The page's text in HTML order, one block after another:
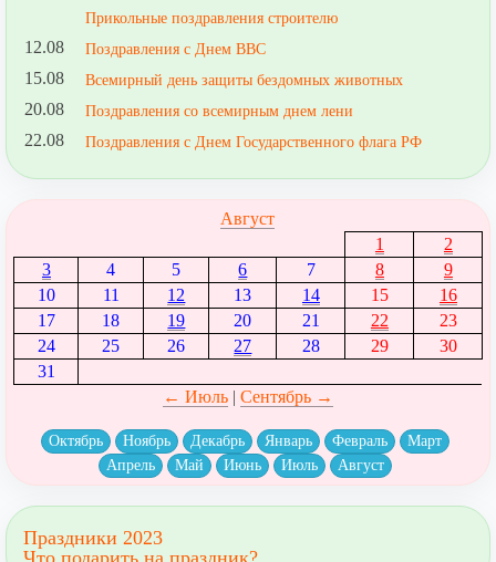
Прикольные поздравления строителю
12.08 Поздравления с Днем ВВС
15.08 Всемирный день защиты бездомных животных
20.08 Поздравления со всемирным днем лени
22.08 Поздравления с Днем Государственного флага РФ
Август
1
2
3
4 5 6 7 8
9
10
11 12 13 14 15
16
17
18 19 20 21 22
23
24
25 26 27 28 29
30
31
← Июль| Сентябрь →
Октябрь Ноябрь Декабрь Январь Февраль
Март
Апрель
Май Июнь Июль Август
Праздники 2023